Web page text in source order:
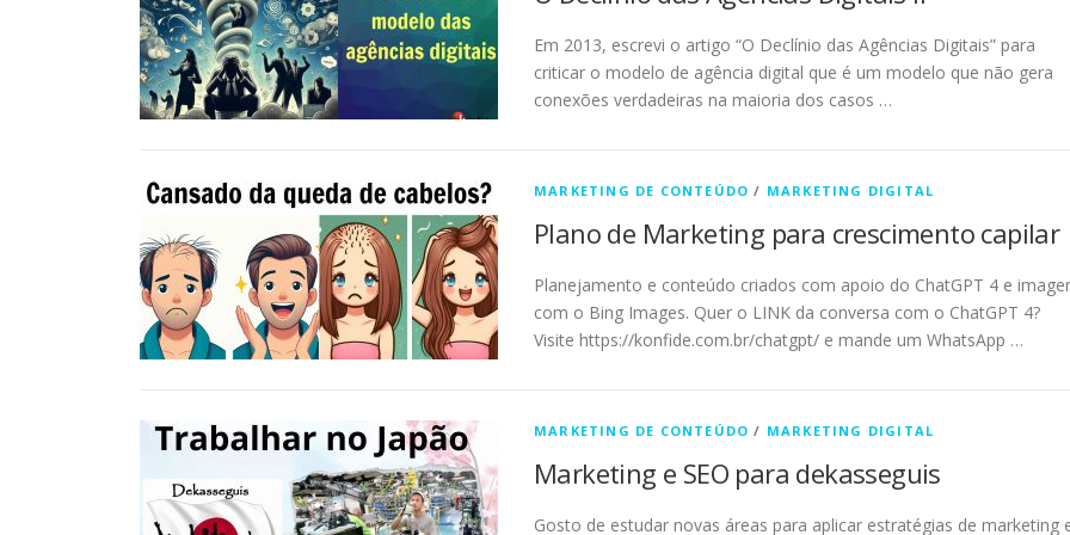
Em 2013, escrevi o artigo “O Declínio das Agências Digitais” para
criticar o modelo de agência digital que é um modelo que não gera
conexões verdadeiras na maioria dos casos …
MARKETING DE CONTEÚDO / MARKETING DIGITAL
Plano de Marketing para crescimento capilar
Planejamento e conteúdo criados com apoio do ChatGPT 4 e
com o Bing Images. Quer o LINK da conversa com o ChatGPT 4?
Visite https://konfide.com.br/chatgpt/ e mande um WhatsApp …
MARKETING DE CONTEÚDO / MARKETING DIGITAL
Marketing e SEO para dekasseguis
Gosto de estudar novas áreas para aplicar estratégias de marketing